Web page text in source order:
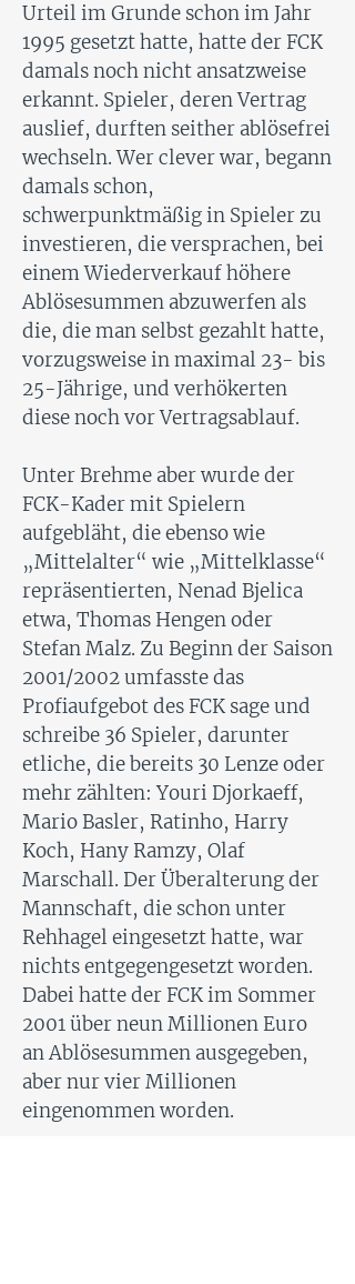
Urteil im Grunde schon im Jahr
1995 gesetzt hatte, hatte der FCK
damals noch nicht ansatzweise
erkannt. Spieler, deren Vertrag
auslief, durften seither ablösefrei
wechseln. Wer clever war, begann
damals schon,
schwerpunktmäßig in Spieler zu
investieren, die versprachen, bei
einem Wiederverkauf höhere
Ablösesummen abzuwerfen als
die, die man selbst gezahlt hatte,
vorzugsweise in maximal 23- bis
25-Jährige, und verhökerten
diese noch vor Vertragsablauf.
Unter Brehme aber wurde der
FCK-Kader mit Spielern
aufgebläht, die ebenso wie
„Mittelalter“ wie „Mittelklasse“
repräsentierten, Nenad Bjelica
etwa, Thomas Hengen oder
Stefan Malz. Zu Beginn der Saison
2001/2002 umfasste das
Profiaufgebot des FCK sage und
schreibe 36 Spieler, darunter
etliche, die bereits 30 Lenze oder
mehr zählten: Youri Djorkaeff,
Mario Basler, Ratinho, Harry
Koch, Hany Ramzy, Olaf
Marschall. Der Überalterung der
Mannschaft, die schon unter
Rehhagel eingesetzt hatte, war
nichts entgegengesetzt worden.
Dabei hatte der FCK im Sommer
2001 über neun Millionen Euro
an Ablösesummen ausgegeben,
aber nur vier Millionen
eingenommen worden.